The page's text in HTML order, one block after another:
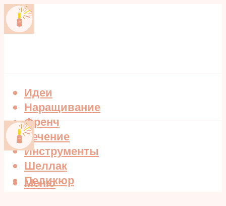
Идеи
Наращивание
Френч
Лечение
Инструменты
Шеллак
Педикюр
Меню